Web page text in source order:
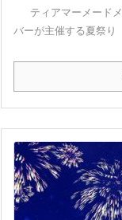
ティアマーメードメ
バーが主催する夏祭